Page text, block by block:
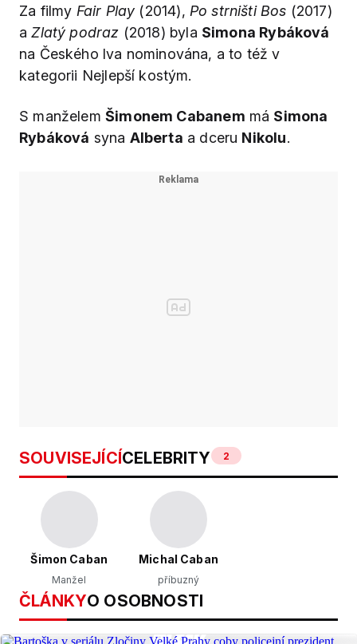
Za filmy Fair Play (2014), Po strništi Bos (2017)
aZlatý podraz (2018) byla Simona Rybáková
na Českého lva nominována, a to též v
kategorii Nejlepší kostým.
S manželem Šimonem Cabanem má Simona
Rybáková syna Alberta a dceru Nikolu.
SOUVISEJÍCÍCELEBRITY 2
Šimon Caban
Manžel
Michal Caban
příbuzný
ČLÁNKYO OSOBNOSTI